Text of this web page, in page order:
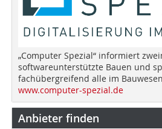
„Computer Spezial“ informiert
softwareunterstützte Bauen und
fachübergreifend alle im
www.computer-spezial.de
Anbieter finden